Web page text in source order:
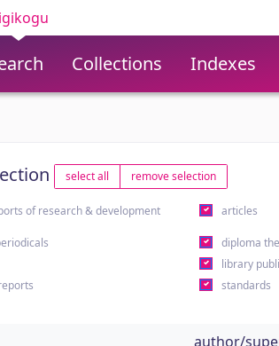
Collections Indexes
select all remove selection
of research & development
articles
diploma
library
standards
author/